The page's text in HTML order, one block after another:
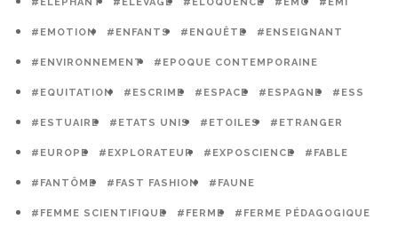
#EMOTION #ENFANTS #ENQUÊTE #ENSEIGNANT
#ENVIRONNEMENT #EPOQUE CONTEMPORAINE
#EQUITATION #ESCRIME #ESPACE #ESPAGNE #ESS
#ESTUAIRE #ETATS UNIS #ETOILES #ETRANGER
#EUROPE #EXPLORATEUR #EXPOSCIENCE #FABLE
#FANTÔME #FAST FASHION #FAUNE
#FEMME SCIENTIFIQUE #FERME #FERME PÉDAGOGIQUE